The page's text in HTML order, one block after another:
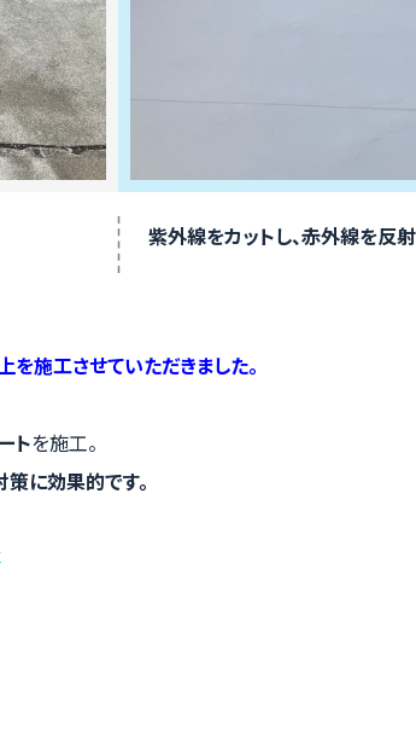
紫外線をカットし、赤外線を反
を施工させていただきました。
トを施工。
に効果的です。